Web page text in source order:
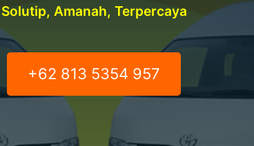
Solutip, Amanah, Terpercaya
+62 813 5354 957